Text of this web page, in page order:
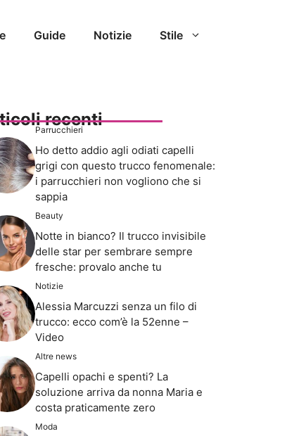
Guide Notizie Stile
recenti
Parrucchieri
Ho detto addio agli odiati capelli
grigi con questo trucco fenomenale:
i parrucchieri non vogliono che si
sappia
Beauty
Notte in bianco? Il trucco invisibile
delle star per sembrare sempre
fresche: provalo anche tu
Notizie
Alessia Marcuzzi senza un filo di
trucco: ecco com’è la 52enne –
Video
Altre news
Capelli opachi e spenti? La
soluzione arriva da nonna Maria e
costa praticamente zero
Moda